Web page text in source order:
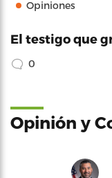
Opiniones
El testigo que
0
Opinión y